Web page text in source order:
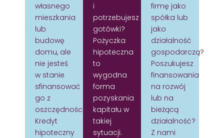
własnego
mieszkania
lub
budowę
domu, ale
nie jesteś
w stanie
sfinansować
go z
oszczędności?
Kredyt
hipoteczny
i
potrzebujesz
gotówki?
Pożyczka
hipoteczna
to
wygodna
forma
pozyskania
kapitału w
takiej
sytuacji.
firmę jako
spółka lub
jako
działalność
gospodarczą?
Poszukujesz
finansowania
na rozwój
lub na
bieżącą
działalność?
Z nami